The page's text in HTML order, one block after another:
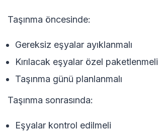
Taşınma öncesinde:
Gereksiz eşyalar ayıklanmalı
Kırılacak eşyalar özel paketlenmeli
Taşınma günü planlanmalı
Taşınma sonrasında:
Eşyalar kontrol edilmeli